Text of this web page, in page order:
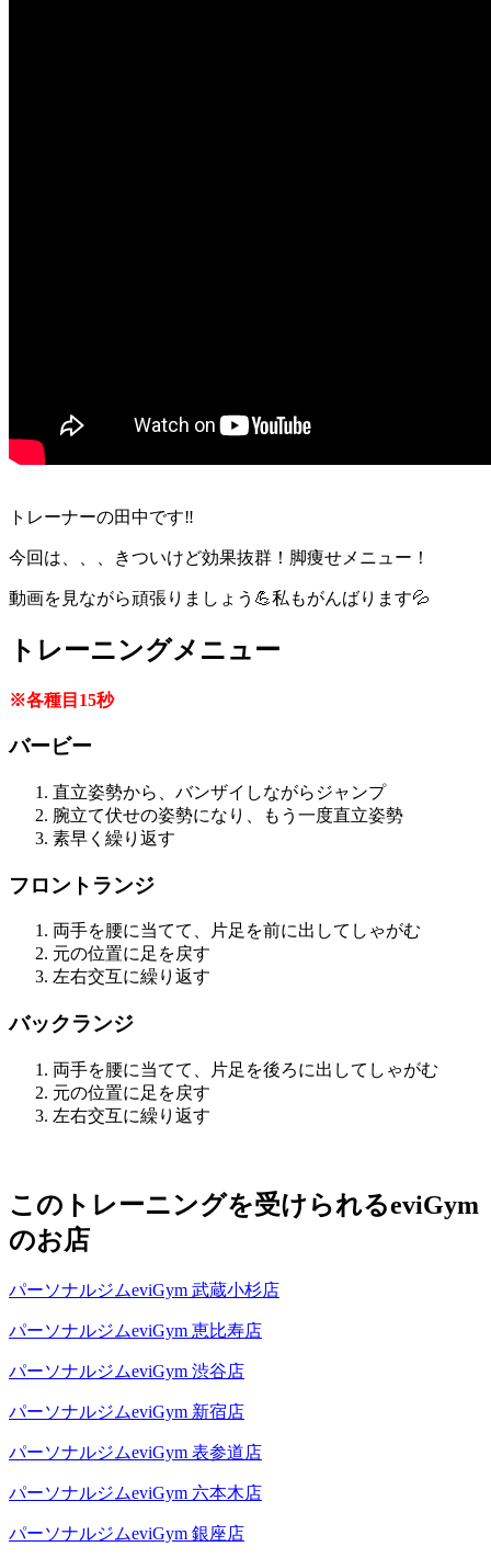
トレーナーの田中です‼
今回は、、、きついけど効果抜群！脚痩せメニュー！
動画を見ながら頑張りましょう💪私もがんばります💦
トレーニングメニュー
※各種目15秒
バービー
直立姿勢から、バンザイしながらジャンプ
腕立て伏せの姿勢になり、もう一度直立姿勢
素早く繰り返す
フロントランジ
両手を腰に当てて、片足を前に出してしゃがむ
元の位置に足を戻す
左右交互に繰り返す
バックランジ
両手を腰に当てて、片足を後ろに出してしゃがむ
元の位置に足を戻す
左右交互に繰り返す
このトレーニングを受けられるeviGym
のお店
パーソナルジムeviGym 武蔵小杉店
パーソナルジムeviGym 恵比寿店
パーソナルジムeviGym 渋谷店
パーソナルジムeviGym 新宿店
パーソナルジムeviGym 表参道店
パーソナルジムeviGym 六本木店
パーソナルジムeviGym 銀座店